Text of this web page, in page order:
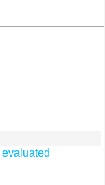
evaluated